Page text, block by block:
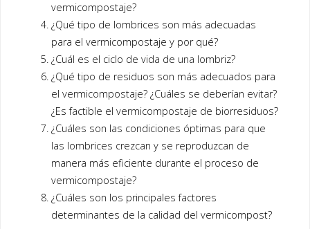
vermicompostaje?
¿Qué tipo de lombrices son más adecuadas
para el vermicompostaje y por qué?
¿Cuál es el ciclo de vida de una lombriz?
¿Qué tipo de residuos son más adecuados para
el vermicompostaje? ¿Cuáles se deberían evitar?
¿Es factible el vermicompostaje de biorresiduos?
¿Cuáles son las condiciones óptimas para que
las lombrices crezcan y se reproduzcan de
manera más eficiente durante el proceso de
vermicompostaje?
¿Cuáles son los principales factores
determinantes de la calidad del vermicompost?